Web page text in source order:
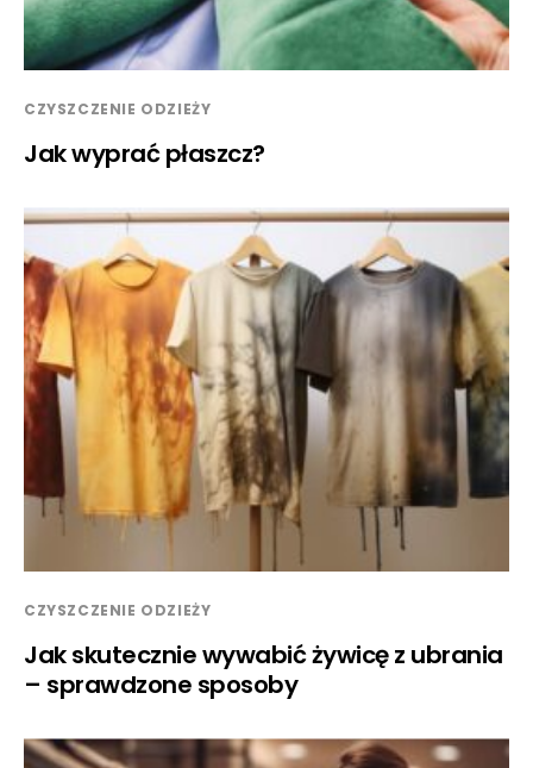
CZYSZCZENIE ODZIEŻY
Jak wyprać płaszcz?
CZYSZCZENIE ODZIEŻY
Jak skutecznie wywabić żywicę z ubrania
– sprawdzone sposoby